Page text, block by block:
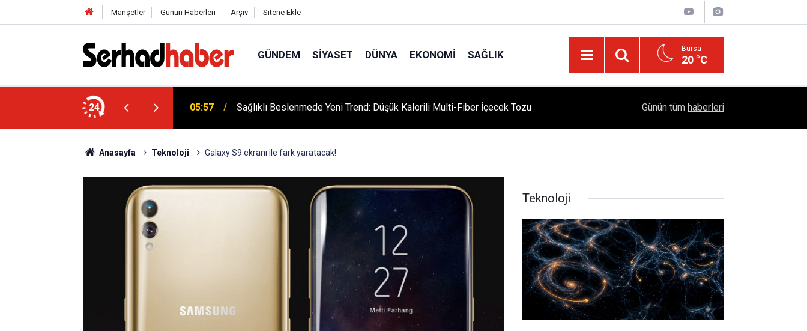
Manşetler Günün Haberleri Arşiv Sitene Ekle
GÜNDEM SIYASET DÜNYA EKONOMI SAĞLIK Bursa
20 °C
24
Akımına Nebevî Uyarı: "Sünnetsiz
05:57 Sağlıklı Beslenmede Yeni Trend: Düşük Kalorili Multi-Fiber İçecek Tozu
Sempozyumu Diyarbakır'da!
Günün tüm haberleri
Anasayfa Teknoloji Galaxy S9 ekranı ile fark yaratacak!
Teknoloji